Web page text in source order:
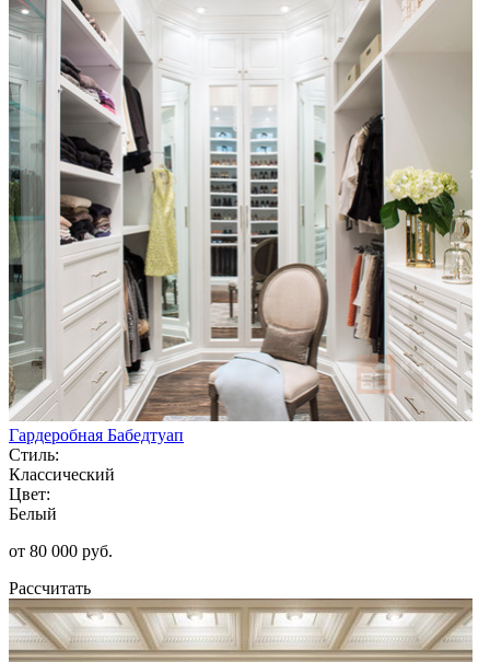
Гардеробная Бабедтуап
Стиль:
Классический
Цвет:
Белый
от 80 000 руб.
Рассчитать